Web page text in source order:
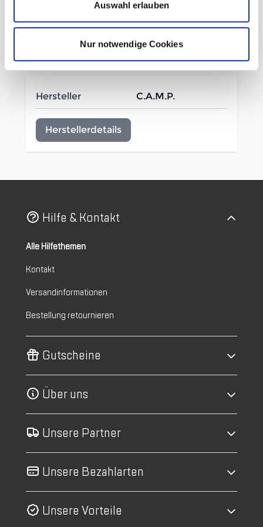
Auswahl erlauben
Nur notwendige Cookies
Mehr Informationen
Hersteller C.A.M.P.
Herstellerdetails
Hilfe & Kontakt
Alle Hilfethemen
Kontakt
Versandinformationen
Bestellung retournieren
Gutscheine
Über uns
Unsere Partner
Unsere Bezahlarten
Unsere Vorteile